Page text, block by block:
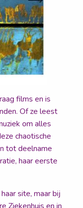
films en is
Of ze leest
om alles
chaotische
tot deelname
haar eerste
site, maar bij